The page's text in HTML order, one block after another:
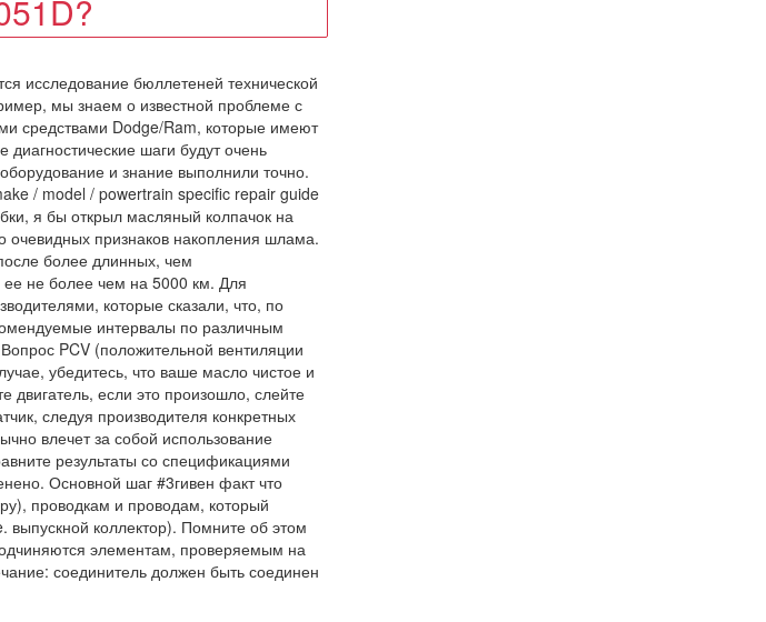
исследование бюллетеней технической
мы знаем о известной проблеме с
средствами Dodge/Ram, которые имеют
шаги будут очень
и знание выполнили точно.
/ model / powertrain specific repair guide
я бы открыл масляный колпачок на
очевидных признаков накопления шлама.
более длинных, чем
не более чем на 5000 км. Для
которые сказали, что, по
интервалы по различным
PCV (положительной вентиляции
убедитесь, что ваше масло чистое и
если это произошло, слейте
следуя производителя конкретных
влечет за собой использование
результаты со спецификациями
Основной шаг #3гивен факт что
проводкам и проводам, который
выпускной коллектор). Помните об этом
элементам, проверяемым на
соединитель должен быть соединен